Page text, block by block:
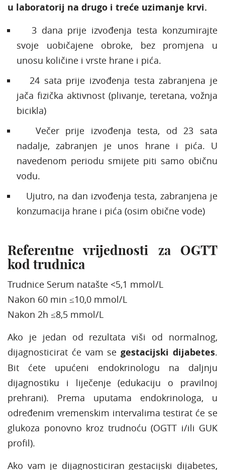
u laboratorij na drugo i treće uzimanje krvi.
3 dana prije izvođenja testa konzumirajte
svoje uobičajene obroke, bez promjena u
unosu količine i vrste hrane i pića.
24 sata prije izvođenja testa zabranjena je
jača fizička aktivnost (plivanje, teretana, vožnja
bicikla)
Večer prije izvođenja testa, od 23 sata
nadalje, zabranjen je unos hrane i pića. U
navedenom periodu smijete piti samo običnu
vodu.
Ujutro, na dan izvođenja testa, zabranjena je
konzumacija hrane i pića (osim obične vode)
Referentne vrijednosti za OGTT
kod trudnica
Trudnice Serum natašte <5,1 mmol/L
Nakon 60 min ≤10,0 mmol/L
Nakon 2h ≤8,5 mmol/L
Ako je jedan od rezultata viši od normalnog,
dijagnosticirat će vam segestacijski dijabetes.
Bit ćete upućeni endokrinologu na daljnju
dijagnostiku i liječenje (edukaciju o pravilnoj
prehrani). Prema uputama endokrinologa, u
određenim vremenskim intervalima testirat će se
glukoza ponovno kroz trudnoću (OGTT i/ili GUK
profil).
Ako vam je dijagnosticiran gestacijski dijabetes,